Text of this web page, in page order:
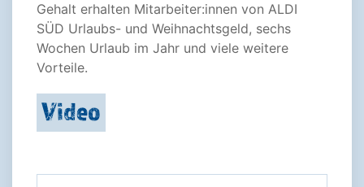
Gehalt erhalten Mitarbeiter:innen von ALDI
SÜD Urlaubs- und Weihnachtsgeld, sechs
Wochen Urlaub im Jahr und viele weitere
Vorteile.
Video